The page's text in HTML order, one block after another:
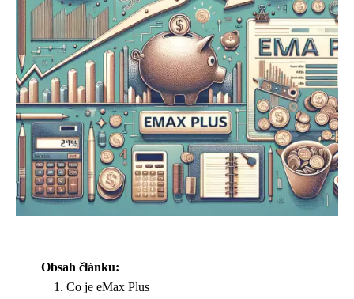
Obsah článku:
Co je eMax Plus